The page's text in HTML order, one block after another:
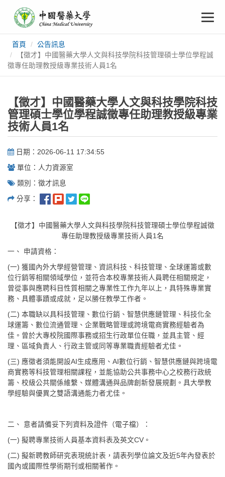
要
中
國
醫
藥
大
學
首頁
公告訊息
【徵才】中國醫藥大學人文與科技學院科技管理碩士學位學程誠
徵專任助理教授級專業技術人員1名
【徵才】中國醫藥大學人文與科技學院科技
管理碩士學位學程誠徵專任助理教授級專業
技術人員1名
日期：2026-06-11 17:34:55
單位：人力資源室
類別：徵才訊息
分享：
【徵才】中國醫藥大學人文與科技學院科技管理碩士學位學程誠徵
專任助理教授級專業技術人員1名
一、 申請資格：
(一) 獲國內外大學經營管理、資訊科技、科技管理、全球運籌或數
位行銷等相關領域學位，並符合本校專業技術人員聘任相關規定，
曾從事與應聘科目性質相關之專業性工作九年以上，具特殊專業實
務、具體事蹟或成就，足以勝任教學工作者。
(二) 本職缺以具科技管理、數位行銷、智慧供應鏈管理、科技化全
球運籌、數位流通管理、企業戰略管理或跨境電商實務經驗者為
佳。曾於大專校院國際事務或招生行政單位任職，並具主管、經
理、區域負責人、行政主管或同等專業職責經驗者尤佳。
(三) 應徵者須能開設AI生成應用、AI數位行銷、智慧供應鏈與跨境電
商實務等科技管理相關課程，並能協助公共事務中心之校務行政統
籌、校級公共關係維繫、媒體溝通與品牌創新發展規劃。具大學教
學經驗與優異之雙語溝通能力者尤佳。
二、 意者請備妥下列資料及證件（電子檔）：
(一) 擬聘專業技術人員基本資料表及英文CV。
(二) 擬新聘教師研究表現統計表，請表列學位論文及近5年內發表於
國內或國際性學術期刊或相關著作。